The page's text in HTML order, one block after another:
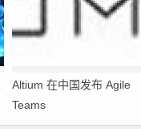
Altium 在中国发布 Agile
Teams